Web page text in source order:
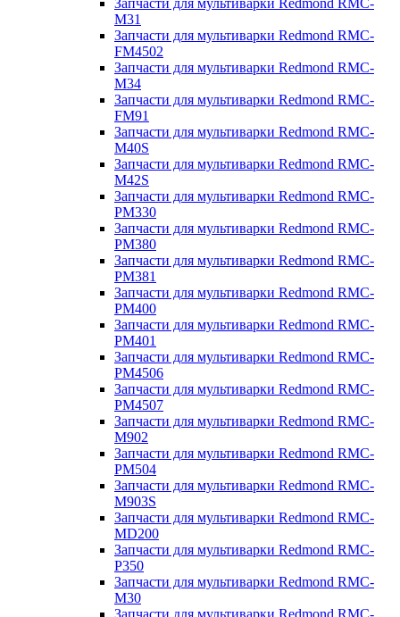
Запчасти для мультиварки Redmond RMC-
M31
Запчасти для мультиварки Redmond RMC-
FM4502
Запчасти для мультиварки Redmond RMC-
M34
Запчасти для мультиварки Redmond RMC-
FM91
Запчасти для мультиварки Redmond RMC-
M40S
Запчасти для мультиварки Redmond RMC-
M42S
Запчасти для мультиварки Redmond RMC-
PM330
Запчасти для мультиварки Redmond RMC-
PM380
Запчасти для мультиварки Redmond RMC-
PM381
Запчасти для мультиварки Redmond RMC-
PM400
Запчасти для мультиварки Redmond RMC-
PM401
Запчасти для мультиварки Redmond RMC-
PM4506
Запчасти для мультиварки Redmond RMC-
PM4507
Запчасти для мультиварки Redmond RMC-
M902
Запчасти для мультиварки Redmond RMC-
PM504
Запчасти для мультиварки Redmond RMC-
M903S
Запчасти для мультиварки Redmond RMC-
MD200
Запчасти для мультиварки Redmond RMC-
P350
Запчасти для мультиварки Redmond RMC-
M30
Запчасти для мультиварки Redmond RMC-